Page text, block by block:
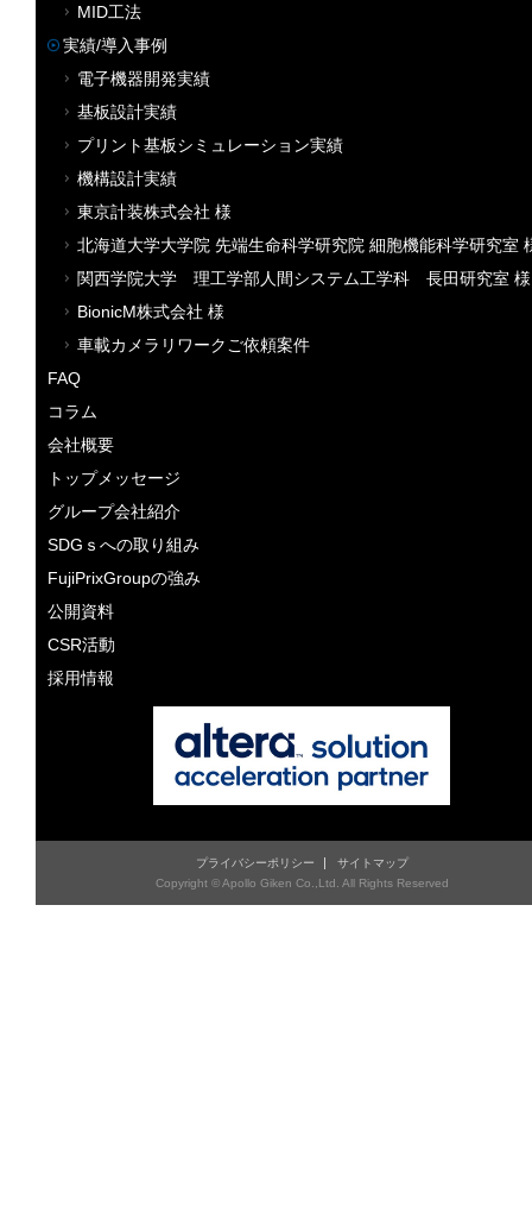
MID工法
実績/導入事例
電子機器開発実績
基板設計実績
プリント基板シミュレーション実績
機構設計実績
東京計装株式会社 様
北海道大学大学院 先端生命科学研究院 細胞機能科学研究室
関西学院大学 理工学部人間システム工学科 長田研究室 様
BionicM株式会社 様
車載カメラリワークご依頼案件
FAQ
コラム
会社概要
トップメッセージ
グループ会社紹介
SDGｓへの取り組み
FujiPrixGroupの強み
公開資料
CSR活動
採用情報
プライバシーポリシー
サイトマップ
Copyright © Apollo Giken Co.,Ltd. All Rights Reserved